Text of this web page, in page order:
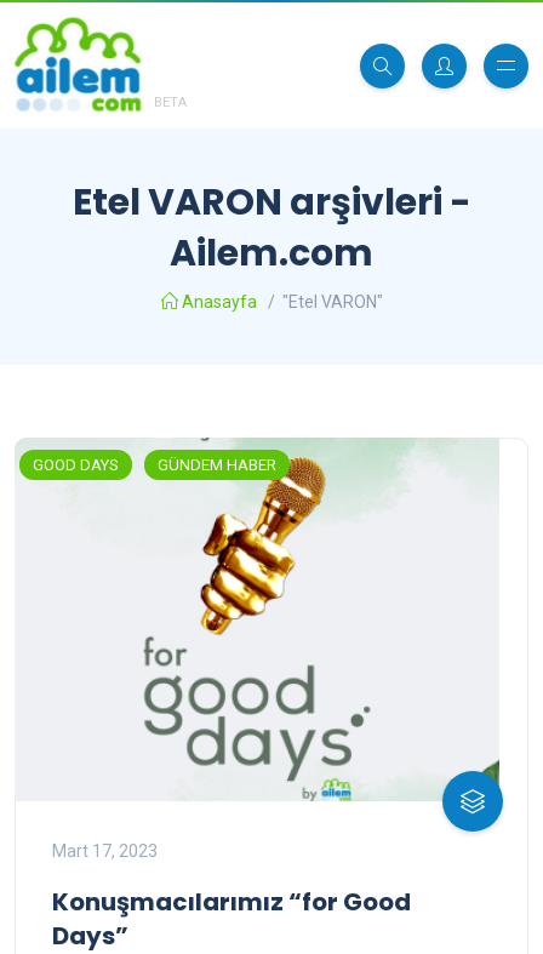
BETA
Etel VARON arşivleri -
Ailem.com
Anasayfa / "Etel VARON"
GOOD DAYS GÜNDEM HABER
Mart 17, 2023
Konuşmacılarımız “for Good
Days”